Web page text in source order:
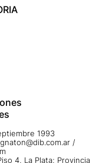
1993
/
4, La Plata; Provincia